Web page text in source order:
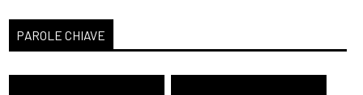
PAROLE CHIAVE